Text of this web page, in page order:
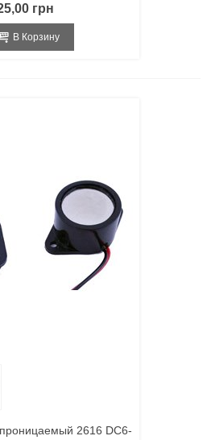
грн
В Корзину
2616 DC6-